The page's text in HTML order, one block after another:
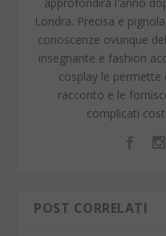
approfondirà l'anno
Londra. Precisa e
conoscenze ovunque
insegnante e fashion
cosplay le permette
racconto e le
complicati
POST CORRELATI